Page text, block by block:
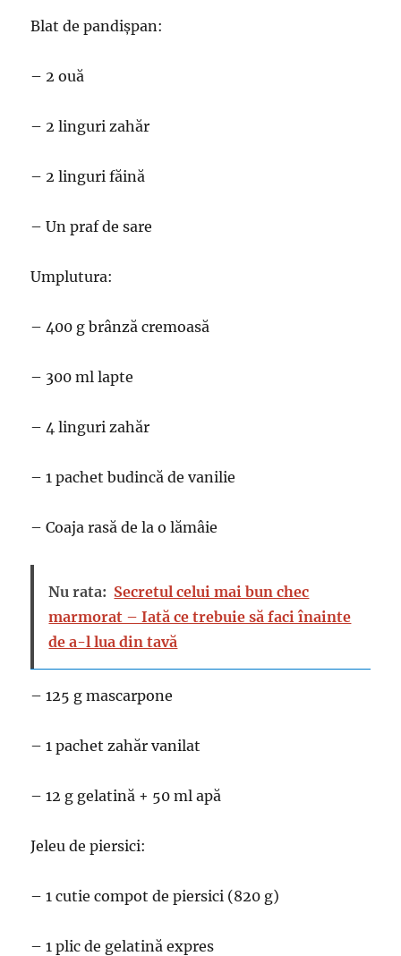
Blat de pandișpan:
– 2 ouă
– 2 linguri zahăr
– 2 linguri făină
– Un praf de sare
Umplutura:
– 400 g brânză cremoasă
– 300 ml lapte
– 4 linguri zahăr
– 1 pachet budincă de vanilie
– Coaja rasă de la o lămâie
Nu rata: Secretul celui mai bun chec
marmorat – Iată ce trebuie să faci înainte
de a-l lua din tavă
– 125 g mascarpone
– 1 pachet zahăr vanilat
– 12 g gelatină + 50 ml apă
Jeleu de piersici:
– 1 cutie compot de piersici (820 g)
– 1 plic de gelatină expres